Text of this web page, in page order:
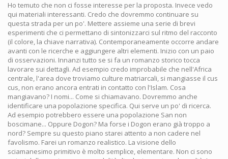
Ho temuto che non ci fosse interesse per la proposta. Invece vedo
qui materiali interessanti. Credo che dovremmo continuare su
questa strada per un po'. Mettere assieme una serie di brevi
esperimenti che ci permettano di sintonizzarci sul ritmo del racconto
(il colore, la chiave narrativa). Contemporaneamente occorre andare
avanti con le ricerche e aggiungere altri elementi. Inizio con un paio
di osservazioni. Innanzi tutto se si fa un romanzo storico tocca
lavorare sui dettagli. Ad esempio credo improbabile che nell'Africa
centrale, l'area dove troviamo culture matriarcali, si mangiasse il cus
cus, non erano ancora entrati in contatto con l'Islam. Cosa
mangiavano? I nomi... Come si chiamavano. Dovremmo anche
identificare una popolazione specifica. Qui serve un po' di ricerca.
Ad esempio potrebbero essere una popolazione San non
boscimane... Oppure Dogon? Ma forse i Dogon erano già troppo a
nord? Sempre su questo piano starei attento a non cadere nel
favolismo. Farei un romanzo realistico. La visione dello
sciamanesimo primitivo è molto semplice, elementare. Non ci sono